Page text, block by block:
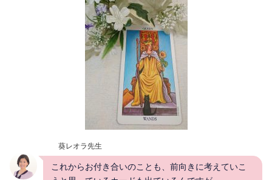
葵レオラ先生
これからお付き合いのことも、前向きに考えていこ